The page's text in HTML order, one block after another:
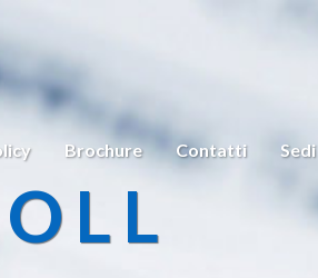
Brochure Contatti Sedi